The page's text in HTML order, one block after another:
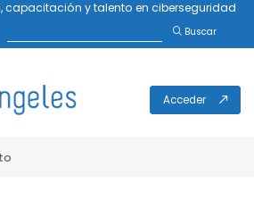
capacitación y talento en ciberseguridad
Buscar
Acceder